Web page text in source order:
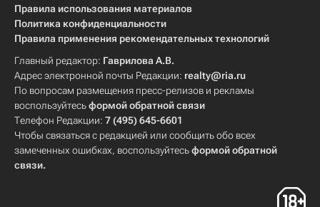
Правила использования материалов
Политика конфиденциальности
Правила применения рекомендательных технологий
Главный редактор: Гаврилова А.В.
Адрес электронной почты Редакции: realty@ria.ru
По вопросам размещения пресс-релизов и рекламы
воспользуйтесьформой обратной связи
Телефон Редакции: 7 (495) 645-6601
Чтобы связаться с редакцией или сообщить обо всех
замеченных ошибках, воспользуйтесьформой обратной
связи.